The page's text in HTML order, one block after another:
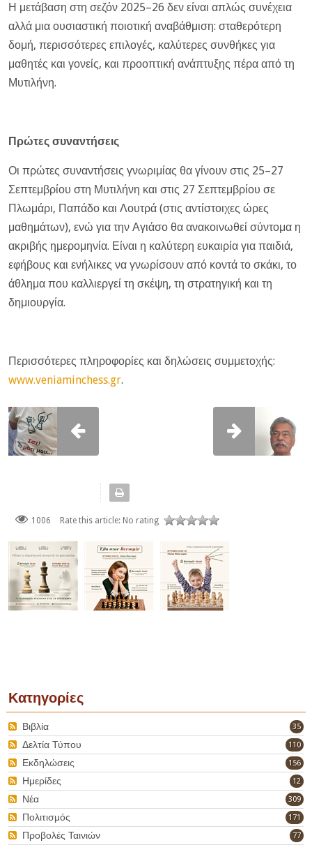
Η μετάβαση στη σεζόν 2025–26 δεν είναι απλώς συνέχεια
αλλά μια ουσιαστική ποιοτική αναβάθμιση: σταθερότερη
δομή, περισσότερες επιλογές, καλύτερες συνθήκες για
μαθητές και γονείς, και προοπτική ανάπτυξης πέρα από τη
Μυτιλήνη.
Πρώτες συναντήσεις
Οι πρώτες συναντήσεις γνωριμίας θα γίνουν στις 25–27
Σεπτεμβρίου στη Μυτιλήνη και στις 27 Σεπτεμβρίου σε
Πλωμάρι, Παπάδο και Λουτρά (στις αντίστοιχες ώρες
μαθημάτων), ενώ για την Αγιάσο θα ανακοινωθεί σύντομα η
ακριβής ημερομηνία. Είναι η καλύτερη ευκαιρία για παιδιά,
εφήβους και ενήλικες να γνωρίσουν από κοντά το σκάκι, το
άθλημα που καλλιεργεί τη σκέψη, τη στρατηγική και τη
δημιουργία.
Περισσότερες πληροφορίες και δηλώσεις συμμετοχής:
www.veniaminchess.gr.
1006 Rate this article: No rating
Κατηγορίες
35
Βιβλία
110
Δελτία Τύπου
156
Εκδηλώσεις
12
Ημερίδες
309
Νέα
171
Πολιτισμός
77
Προβολές Ταινιών